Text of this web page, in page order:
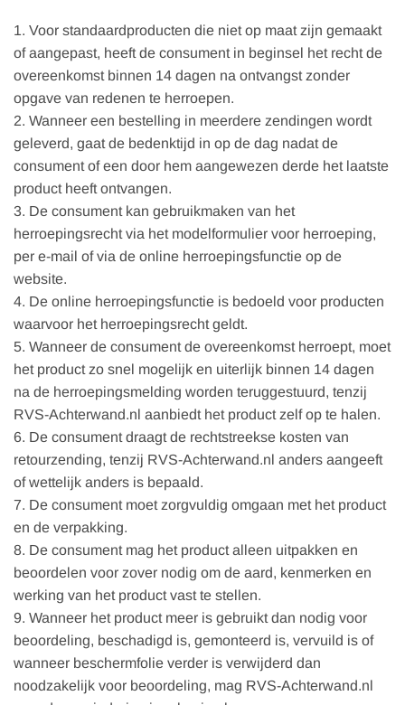
1. Voor standaardproducten die niet op maat zijn gemaakt
of aangepast, heeft de consument in beginsel het recht de
overeenkomst binnen 14 dagen na ontvangst zonder
opgave van redenen te herroepen.
2. Wanneer een bestelling in meerdere zendingen wordt
geleverd, gaat de bedenktijd in op de dag nadat de
consument of een door hem aangewezen derde het laatste
product heeft ontvangen.
3. De consument kan gebruikmaken van het
herroepingsrecht via het modelformulier voor herroeping,
per e-mail of via de online herroepingsfunctie op de
website.
4. De online herroepingsfunctie is bedoeld voor producten
waarvoor het herroepingsrecht geldt.
5. Wanneer de consument de overeenkomst herroept, moet
het product zo snel mogelijk en uiterlijk binnen 14 dagen
na de herroepingsmelding worden teruggestuurd, tenzij
RVS-Achterwand.nl aanbiedt het product zelf op te halen.
6. De consument draagt de rechtstreekse kosten van
retourzending, tenzij RVS-Achterwand.nl anders aangeeft
of wettelijk anders is bepaald.
7. De consument moet zorgvuldig omgaan met het product
en de verpakking.
8. De consument mag het product alleen uitpakken en
beoordelen voor zover nodig om de aard, kenmerken en
werking van het product vast te stellen.
9. Wanneer het product meer is gebruikt dan nodig voor
beoordeling, beschadigd is, gemonteerd is, vervuild is of
wanneer beschermfolie verder is verwijderd dan
noodzakelijk voor beoordeling, mag RVS-Achterwand.nl